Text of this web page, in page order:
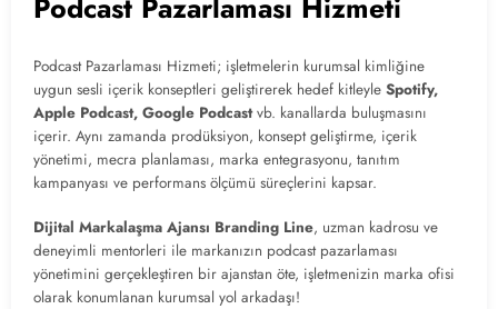
Podcast Pazarlaması Hizmeti
Podcast Pazarlaması Hizmeti; işletmelerin kurumsal kimliğine
uygun sesli içerik konseptleri geliştirerek hedef kitleyle Spotify,
Apple Podcast, Google Podcastvb. kanallarda buluşmasını
içerir. Aynı zamanda prodüksiyon, konsept geliştirme, içerik
yönetimi, mecra planlaması, marka entegrasyonu, tanıtım
kampanyası ve performans ölçümü süreçlerini kapsar.
Dijital Markalaşma Ajansı Branding Line, uzman kadrosu ve
deneyimli mentorleri ile markanızın podcast pazarlaması
yönetimini gerçekleştiren bir ajanstan öte, işletmenizin marka ofisi
olarak konumlanan kurumsal yol arkadaşı!